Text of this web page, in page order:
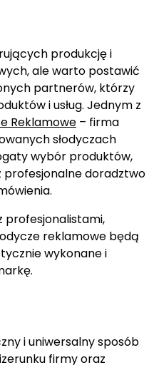
produkcję i
ale warto postawić
partnerów, którzy
i usług. Jednym z
Reklamowe – firma
słodyczach
wybór produktów,
doradztwo
profesjonalistami,
reklamowe będą
wykonane i
i uniwersalny sposób
firmy oraz